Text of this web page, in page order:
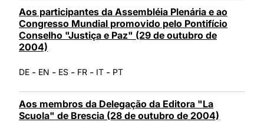
Aos participantes da Assembléia Plenária e ao
Congresso Mundial promovido pelo Pontifício
Conselho "Justiça e Paz" (29 de outubro de
2004)
DE - EN - ES - FR - IT - PT
Aos membros da Delegação da Editora "La
Scuola" de Brescia (28 de outubro de 2004)